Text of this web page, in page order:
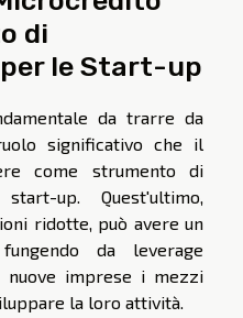
di
le Start-up
da trarre da
significativo che il
come strumento di
up. Quest'ultimo,
ridotte, può avere un
da leverage
nuove imprese i mezzi
la loro attività.